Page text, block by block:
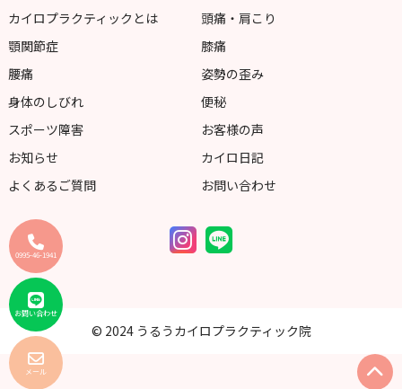
0995-46-1941
お問い合わせ
メール
カイロプラクティックとは
頭痛・肩こり
顎関節症
膝痛
腰痛
姿勢の歪み
身体のしびれ
便秘
スポーツ障害
お客様の声
お知らせ
カイロ日記
よくあるご質問
お問い合わせ
© 2024 うるうカイロプラクティック院